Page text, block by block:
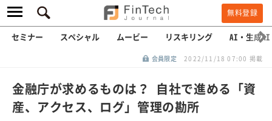
無料登録
セミナー スペシャル ムービー リスキリング AI・生成AI
会員限定 2022/11/18 07:00 掲載
金融庁が求めるものは？ 自社で進める「資
産、アクセス、ログ」管理の勘所